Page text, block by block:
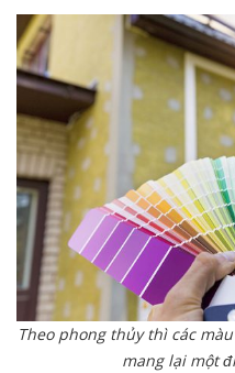
Theo phong thủy thì các
mang lại một